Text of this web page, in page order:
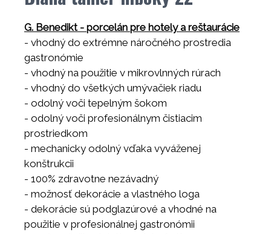
G. Benedikt - porcelán pre hotely a reštaurácie
- vhodný do extrémne náročného prostredia
gastronómie
- vhodný na použitie v mikrovlnných rúrach
- vhodný do všetkých umývačiek riadu
- odolný voči tepelným šokom
- odolný voči profesionálnym čistiacim
prostriedkom
- mechanicky odolný vďaka vyváženej
konštrukcii
- 100% zdravotne nezávadný
- možnosť dekorácie a vlastného loga
- dekorácie sú podglazúrové a vhodné na
použitie v profesionálnej gastronómii